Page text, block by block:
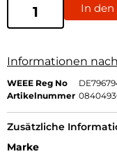
In
Informationen
WEEE Reg No
Artikelnummer
Zusätzliche
Marke